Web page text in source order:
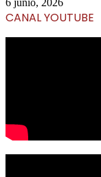
6 junio, 2026
CANAL YOUTUBE